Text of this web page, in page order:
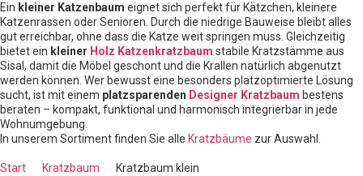
Ein kleiner Katzenbaum eignet sich perfekt für Kätzchen, kleinere
Katzenrassen oder Senioren. Durch die niedrige Bauweise bleibt alles
gut erreichbar, ohne dass die Katze weit springen muss. Gleichzeitig
bietet ein kleiner Holz Katzenkratzbaum stabile Kratzstämme aus
Sisal, damit die Möbel geschont und die Krallen natürlich abgenutzt
werden können. Wer bewusst eine besonders platzoptimierte Lösung
sucht, ist mit einem platzsparenden Designer Kratzbaum bestens
beraten – kompakt, funktional und harmonisch integrierbar in jede
Wohnumgebung.
In unserem Sortiment finden Sie alle Kratzbäume zur Auswahl.
Start Kratzbaum Kratzbaum klein